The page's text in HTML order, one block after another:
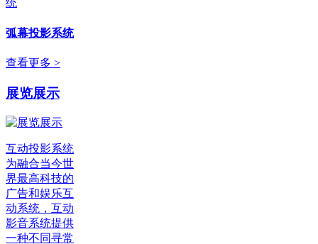
弧幕投影系统
查看更多 >
展览展示
互动投影系统
为融合当今世
界最高科技的
广告和娱乐互
动系统，互动
影音系统提供
一种不同寻常